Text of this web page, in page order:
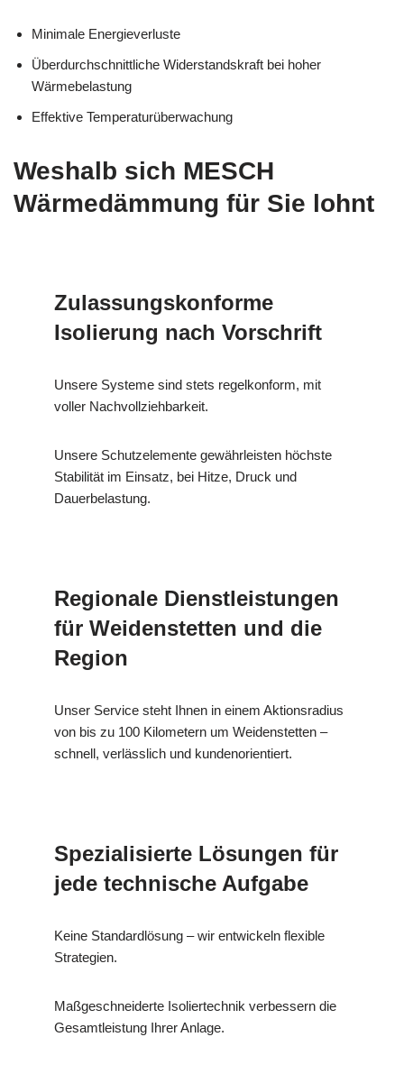
Minimale Energieverluste
Überdurchschnittliche Widerstandskraft bei hoher
Wärmebelastung
Effektive Temperaturüberwachung
Weshalb sich MESCH
Wärmedämmung für Sie lohnt
Zulassungskonforme
Isolierung nach Vorschrift
Unsere Systeme sind stets regelkonform, mit
voller Nachvollziehbarkeit.
Unsere Schutzelemente gewährleisten höchste
Stabilität im Einsatz, bei Hitze, Druck und
Dauerbelastung.
Regionale Dienstleistungen
für Weidenstetten und die
Region
Unser Service steht Ihnen in einem Aktionsradius
von bis zu 100 Kilometern um Weidenstetten –
schnell, verlässlich und kundenorientiert.
Spezialisierte Lösungen für
jede technische Aufgabe
Keine Standardlösung – wir entwickeln flexible
Strategien.
Maßgeschneiderte Isoliertechnik verbessern die
Gesamtleistung Ihrer Anlage.